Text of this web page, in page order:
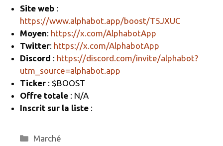
a
m
o
o
k
er
Site web :
https://www.alphabot.app/boost/T5JXUC
Moyen: https://x.com/AlphabotApp
Twitter: https://x.com/AlphabotApp
Discord : https://discord.com/invite/alphabot?
utm_source=alphabot.app
Ticker : $BOOST
Offre totale : N/A
Inscrit sur la liste :
Catégories
Marché